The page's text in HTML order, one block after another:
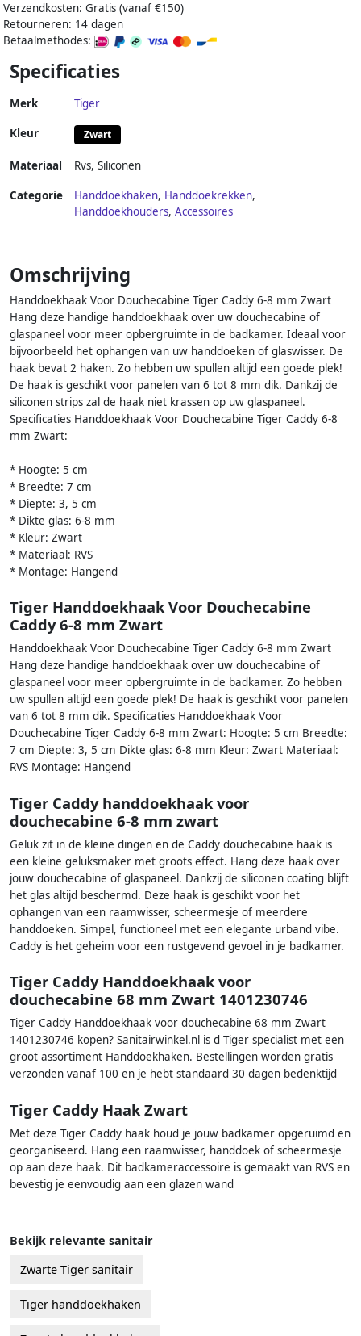
Verzendkosten: Gratis (vanaf €150)
Retourneren: 14 dagen
Betaalmethodes:
Specificaties
Merk Tiger
Kleur Zwart
Materiaal Rvs, Siliconen
Categorie Handdoekhaken, Handdoekrekken,
Handdoekhouders, Accessoires
Omschrijving
Handdoekhaak Voor Douchecabine Tiger Caddy 6-8 mm Zwart
Hang deze handige handdoekhaak over uw douchecabine of
glaspaneel voor meer opbergruimte in de badkamer. Ideaal voor
bijvoorbeeld het ophangen van uw handdoeken of glaswisser. De
haak bevat 2 haken. Zo hebben uw spullen altijd een goede plek!
De haak is geschikt voor panelen van 6 tot 8 mm dik. Dankzij de
siliconen strips zal de haak niet krassen op uw glaspaneel.
Specificaties Handdoekhaak Voor Douchecabine Tiger Caddy 6-8
mm Zwart:
* Hoogte: 5 cm
* Breedte: 7 cm
* Diepte: 3, 5 cm
* Dikte glas: 6-8 mm
* Kleur: Zwart
* Materiaal: RVS
* Montage: Hangend
Tiger Handdoekhaak Voor Douchecabine
Caddy 6-8 mm Zwart
Handdoekhaak Voor Douchecabine Tiger Caddy 6-8 mm Zwart
Hang deze handige handdoekhaak over uw douchecabine of
glaspaneel voor meer opbergruimte in de badkamer. Zo hebben
uw spullen altijd een goede plek! De haak is geschikt voor panelen
van 6 tot 8 mm dik. Specificaties Handdoekhaak Voor
Douchecabine Tiger Caddy 6-8 mm Zwart: Hoogte: 5 cm Breedte:
7 cm Diepte: 3, 5 cm Dikte glas: 6-8 mm Kleur: Zwart Materiaal:
RVS Montage: Hangend
Tiger Caddy handdoekhaak voor
douchecabine 6-8 mm zwart
Geluk zit in de kleine dingen en de Caddy douchecabine haak is
een kleine geluksmaker met groots effect. Hang deze haak over
jouw douchecabine of glaspaneel. Dankzij de siliconen coating blijft
het glas altijd beschermd. Deze haak is geschikt voor het
ophangen van een raamwisser, scheermesje of meerdere
handdoeken. Simpel, functioneel met een elegante urband vibe.
Caddy is het geheim voor een rustgevend gevoel in je badkamer.
Tiger Caddy Handdoekhaak voor
douchecabine 68 mm Zwart 1401230746
Tiger Caddy Handdoekhaak voor douchecabine 68 mm Zwart
1401230746 kopen? Sanitairwinkel.nl is d Tiger specialist met een
groot assortiment Handdoekhaken. Bestellingen worden gratis
verzonden vanaf 100 en je hebt standaard 30 dagen bedenktijd
Tiger Caddy Haak Zwart
Met deze Tiger Caddy haak houd je jouw badkamer opgeruimd en
georganiseerd. Hang een raamwisser, handdoek of scheermesje
op aan deze haak. Dit badkameraccessoire is gemaakt van RVS en
bevestig je eenvoudig aan een glazen wand
Bekijk relevante sanitair
Zwarte Tiger sanitair
Tiger handdoekhaken